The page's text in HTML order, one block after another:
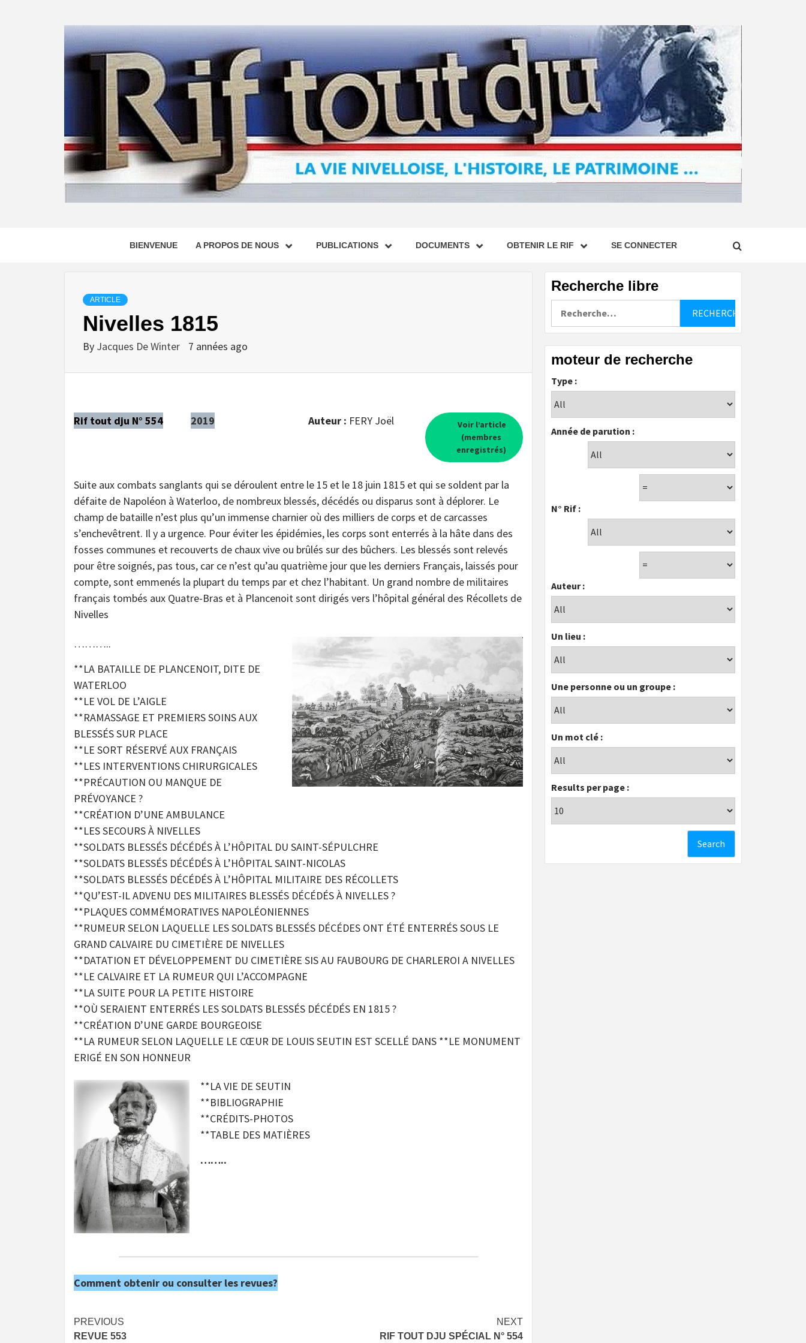
BIENVENUE A PROPOS DE NOUS PUBLICATIONS DOCUMENTS OBTENIR LE RIF SE CONNECTER
ARTICLE
Nivelles 1815
By Jacques De Winter 7 années ago
Rif tout dju N° 554 2019 Auteur : FERY Joël
Voir l’article
(membres
enregistrés)
Suite aux combats sanglants qui se déroulent entre le 15 et le 18 juin 1815 et qui se soldent par la
défaite de Napoléon à Waterloo, de nombreux blessés, décédés ou disparus sont à déplorer. Le
champ de bataille n’est plus qu’un immense charnier où des milliers de corps et de carcasses
s’enchevêtrent. Il y a urgence. Pour éviter les épidémies, les corps sont enterrés à la hâte dans des
fosses communes et recouverts de chaux vive ou brûlés sur des bûchers. Les blessés sont relevés
pour être soignés, pas tous, car ce n’est qu’au quatrième jour que les derniers Français, laissés pour
compte, sont emmenés la plupart du temps par et chez l’habitant. Un grand nombre de militaires
français tombés aux Quatre-Bras et à Plancenoit sont dirigés vers l’hôpital général des Récollets de
Nivelles
………..
**LA BATAILLE DE PLANCENOIT, DITE DE
WATERLOO
**LE VOL DE L’AIGLE
**RAMASSAGE ET PREMIERS SOINS AUX
BLESSÉS SUR PLACE
**LE SORT RÉSERVÉ AUX FRANÇAIS
**LES INTERVENTIONS CHIRURGICALES
**PRÉCAUTION OU MANQUE DE
PRÉVOYANCE ?
**CRÉATION D’UNE AMBULANCE
**LES SECOURS À NIVELLES
**SOLDATS BLESSÉS DÉCÉDÉS À L’HÔPITAL DU SAINT-SÉPULCHRE
**SOLDATS BLESSÉS DÉCÉDÉS À L’HÔPITAL SAINT-NICOLAS
**SOLDATS BLESSÉS DÉCÉDÉS À L’HÔPITAL MILITAIRE DES RÉCOLLETS
**QU’EST-IL ADVENU DES MILITAIRES BLESSÉS DÉCÉDÉS À NIVELLES ?
**PLAQUES COMMÉMORATIVES NAPOLÉONIENNES
**RUMEUR SELON LAQUELLE LES SOLDATS BLESSÉS DÉCÉDES ONT ÉTÉ ENTERRÉS SOUS LE
GRAND CALVAIRE DU CIMETIÈRE DE NIVELLES
**DATATION ET DÉVELOPPEMENT DU CIMETIÈRE SIS AU FAUBOURG DE CHARLEROI A NIVELLES
**LE CALVAIRE ET LA RUMEUR QUI L’ACCOMPAGNE
**LA SUITE POUR LA PETITE HISTOIRE
**OÙ SERAIENT ENTERRÉS LES SOLDATS BLESSÉS DÉCÉDÉS EN 1815 ?
**CRÉATION D’UNE GARDE BOURGEOISE
**LA RUMEUR SELON LAQUELLE LE CŒUR DE LOUIS SEUTIN EST SCELLÉ DANS **LE MONUMENT
ERIGÉ EN SON HONNEUR
**LA VIE DE SEUTIN
**BIBLIOGRAPHIE
**CRÉDITS-PHOTOS
**TABLE DES MATIÈRES
……..
Comment obtenir ou consulter les revues?
Post
PREVIOUS
REVUE 553
NEXT
RIF TOUT DJU SPÉCIAL N° 554
Recherche libre
moteur de recherche
Type :
Année de parution :
N° Rif :
Auteur :
Un lieu :
Une personne ou un groupe :
Un mot clé :
Results per page :